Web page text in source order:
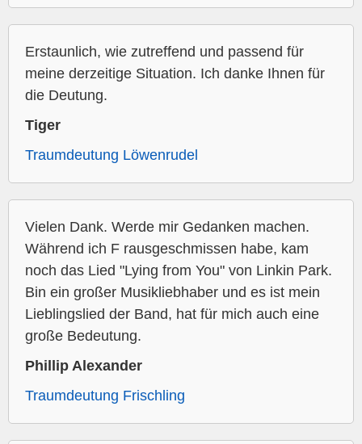
Erstaunlich, wie zutreffend und passend für
meine derzeitige Situation. Ich danke Ihnen für
die Deutung.
Tiger
Traumdeutung Löwenrudel
Vielen Dank. Werde mir Gedanken machen.
Während ich F rausgeschmissen habe, kam
noch das Lied "Lying from You" von Linkin Park.
Bin ein großer Musikliebhaber und es ist mein
Lieblingslied der Band, hat für mich auch eine
große Bedeutung.
Phillip Alexander
Traumdeutung Frischling